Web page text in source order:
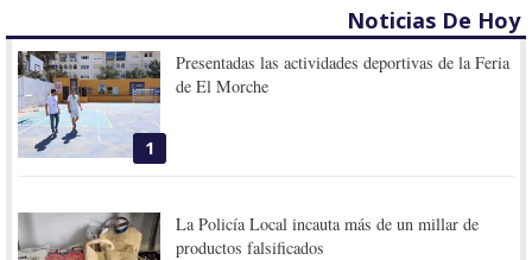
Noticias De Hoy
1
Presentadas las actividades deportivas de la Feria
de El Morche
La Policía Local incauta más de un millar de
productos falsificados